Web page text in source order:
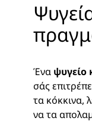
Ένα ψυγείο
σάς
τα κόκκινα,
να τα